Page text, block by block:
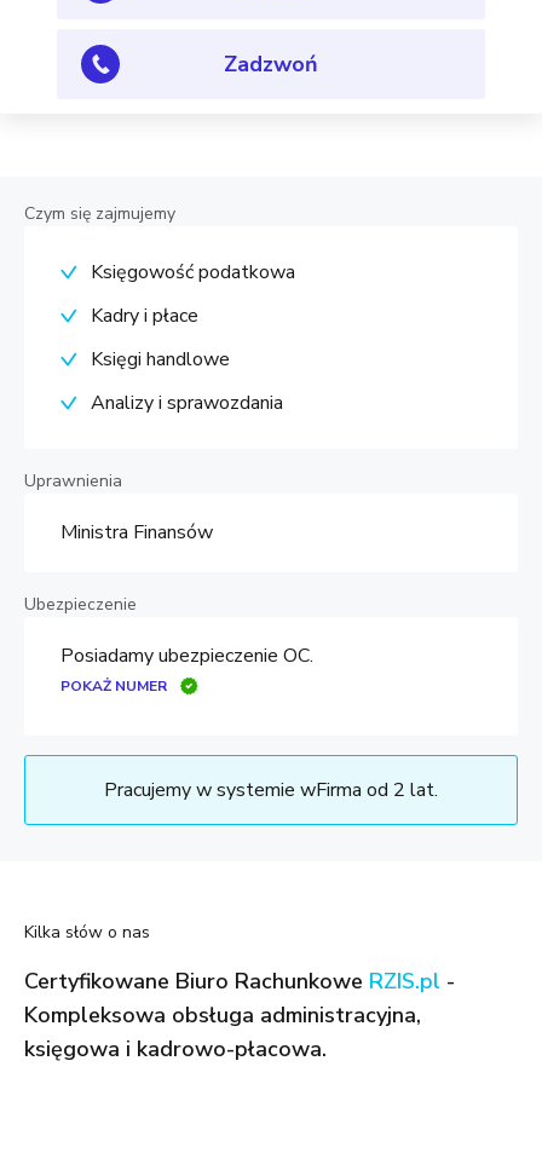
Zadzwoń
Czym się zajmujemy
Księgowość podatkowa
Kadry i płace
Księgi handlowe
Analizy i sprawozdania
Uprawnienia
Ministra Finansów
Ubezpieczenie
Posiadamy ubezpieczenie OC.
POKAŻ NUMER
Pracujemy w systemie wFirma od 2 lat.
Kilka słów o nas
Certyfikowane Biuro Rachunkowe RZIS.pl -
Kompleksowa obsługa administracyjna,
księgowa i kadrowo-płacowa.